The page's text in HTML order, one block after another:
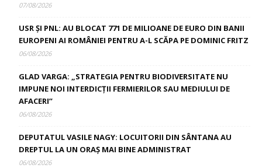
07/08/2026
USR ȘI PNL: AU BLOCAT 771 DE MILIOANE DE EURO DIN BANII
EUROPENI AI ROMÂNIEI PENTRU A-L SCĂPA PE DOMINIC FRITZ
06/08/2026
GLAD VARGA: „STRATEGIA PENTRU BIODIVERSITATE NU
IMPUNE NOI INTERDICȚII FERMIERILOR SAU MEDIULUI DE
AFACERI”
06/08/2026
DEPUTATUL VASILE NAGY: LOCUITORII DIN SÂNTANA AU
DREPTUL LA UN ORAȘ MAI BINE ADMINISTRAT
06/08/2026